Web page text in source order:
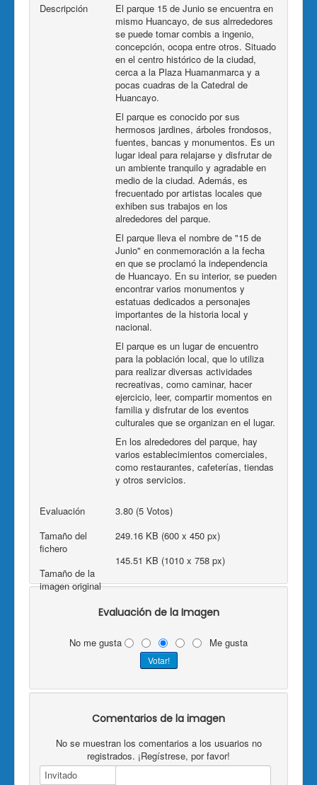
Descripción
El parque 15 de Junio se encuentra en
mismo Huancayo, de sus alrrededores
se puede tomar combis a ingenio,
concepción, ocopa entre otros. Situado
en el centro histórico de la ciudad,
cerca a la Plaza Huamanmarca y a
pocas cuadras de la Catedral de
Huancayo.
El parque es conocido por sus
hermosos jardines, árboles frondosos,
fuentes, bancas y monumentos. Es un
lugar ideal para relajarse y disfrutar de
un ambiente tranquilo y agradable en
medio de la ciudad. Además, es
frecuentado por artistas locales que
exhiben sus trabajos en los
alrededores del parque.
El parque lleva el nombre de "15 de
Junio" en conmemoración a la fecha
en que se proclamó la independencia
de Huancayo. En su interior, se pueden
encontrar varios monumentos y
estatuas dedicados a personajes
importantes de la historia local y
nacional.
El parque es un lugar de encuentro
para la población local, que lo utiliza
para realizar diversas actividades
recreativas, como caminar, hacer
ejercicio, leer, compartir momentos en
familia y disfrutar de los eventos
culturales que se organizan en el lugar.
En los alrededores del parque, hay
varios establecimientos comerciales,
como restaurantes, cafeterías, tiendas
y otros servicios.
Evaluación
3.80 (5 Votos)
Tamaño del
fichero
249.16 KB (600 x 450 px)
Tamaño de la
imagen original
145.51 KB (1010 x 758 px)
Evaluación de la Imagen
No me gusta Me gusta
Comentarios de la imagen
No se muestran los comentarios a los usuarios no
registrados. ¡Regístrese, por favor!